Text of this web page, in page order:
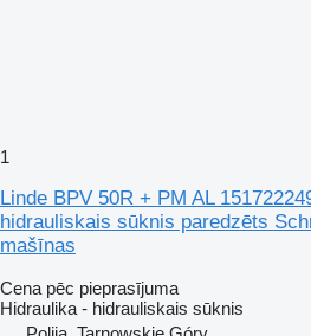
1
Linde BPV 50R + PM AL
hidrauliskais sūknis paredzēts
mašīnas
Cena pēc pieprasījuma
Hidraulika - hidrauliskais sūknis